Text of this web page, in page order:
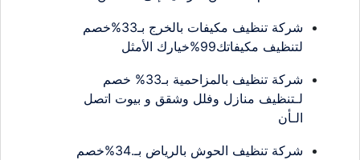
شركة تنظيف مكيفات بالخرج بـ33%خصم
لتنظيف مكيفاتك99%خيارك الأمثل
شركة تنظيف بالمزاحمية بـ33% خصم
لـتنظيف منازل وفلل وشقق و بيوت اتصل
الـأن
شركة تنظيف الحوش بالرياض بـ.34%خصم